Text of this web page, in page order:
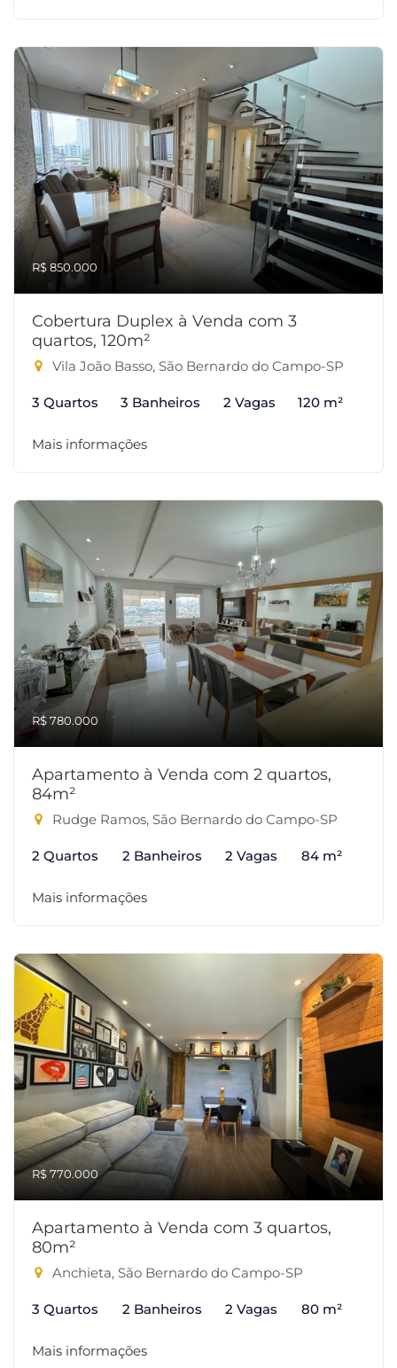
R$ 850.000
Cobertura Duplex à Venda com 3
quartos, 120m²
Vila João Basso, São Bernardo do Campo-SP
3 Quartos 3 Banheiros 2 Vagas 120 m²
Mais informações
R$ 780.000
Apartamento à Venda com 2 quartos,
84m²
Rudge Ramos, São Bernardo do Campo-SP
2 Quartos 2 Banheiros 2 Vagas 84 m²
Mais informações
R$ 770.000
Apartamento à Venda com 3 quartos,
80m²
Anchieta, São Bernardo do Campo-SP
3 Quartos 2 Banheiros 2 Vagas 80 m²
Mais informações